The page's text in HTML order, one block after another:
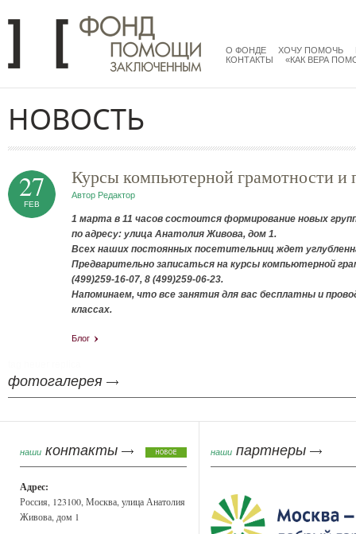
mainmenu
О ФОНДЕ ХОЧУ ПОМОЧЬ
КОНТАКТЫ
«КАК ВЕРА
НОВОСТЬ
Курсы компьютерной грамотности и
Автор Редактор
27
FEB
1 марта в 11 часов состоится формирование новых
по адресу: улица Анатолия Живова, дом 1.
Всех наших постоянных посетительниц ждет
Предварительно записаться на курсы компьютерной
(499)259-16-07, 8 (499)259-06-23.
Напоминаем, что все занятия для вас бесплатны и
классах.
Блог
фотогалерея
наши контакты
Адрес:
Россия, 123100, Москва, улица Анатолия
Живова, дом 1
наши партнеры